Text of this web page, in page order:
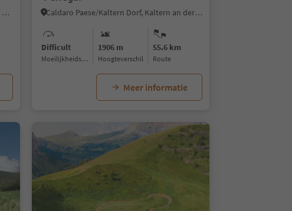
Soprabolzano/Oberbozen, Ritten/Renon, Bolzano/Bozen and environs Caldaro Paese/Kaltern Dorf, Kaltern an der Weinstraße/Caldaro sulla Strada del Vino, Alto Adige Wine Road
Difficult
Moeilijkheidsgraad
1906 m
Hoogteverschil
55.6 km
Route
Meer informatie